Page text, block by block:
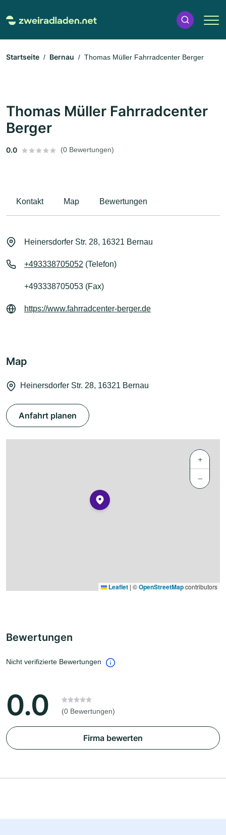
Startseite Bernau Thomas Müller Fahrradcenter Berger
Thomas Müller Fahrradcenter
Berger
0.0 (0 Bewertungen)
Kontakt Map Bewertungen
Heinersdorfer Str. 28, 16321 Bernau
+493338705052 (Telefon)
+493338705053 (Fax)
https://www.fahrradcenter-berger.de
Map
Heinersdorfer Str. 28, 16321 Bernau
Anfahrt planen
+
−
Leaflet | ©OpenStreetMapcontributors
Bewertungen
Nicht verifizierte Bewertungen
0.0 (0 Bewertungen)
Firma bewerten